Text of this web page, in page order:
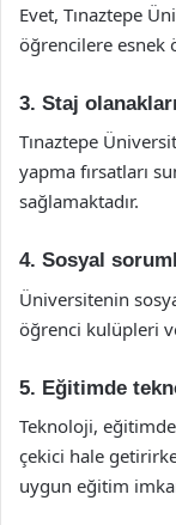
Evet, Tınaztepe
öğrencilere esnek
3. Staj
Tınaztepe
yapma fırsatları
sağlamaktadır.
4. Sosyal
Üniversitenin
öğrenci kulüpleri
5. Eğitimde
Teknoloji,
çekici hale
uygun eğitim